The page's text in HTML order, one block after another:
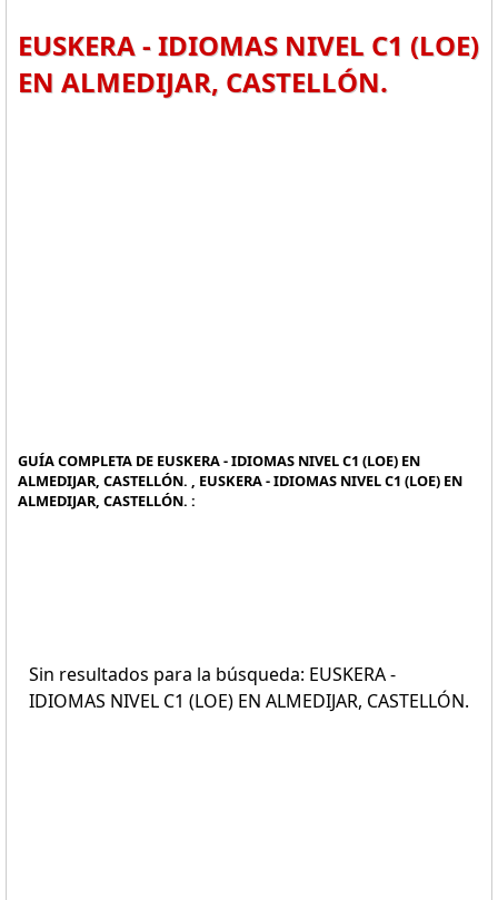
EUSKERA - IDIOMAS NIVEL C1 (LOE)
EN ALMEDIJAR, CASTELLÓN.
GUÍA COMPLETA DE EUSKERA - IDIOMAS NIVEL C1 (LOE) EN
ALMEDIJAR, CASTELLÓN. , EUSKERA - IDIOMAS NIVEL C1 (LOE) EN
ALMEDIJAR, CASTELLÓN. :
Sin resultados para la búsqueda: EUSKERA -
IDIOMAS NIVEL C1 (LOE) EN ALMEDIJAR, CASTELLÓN.